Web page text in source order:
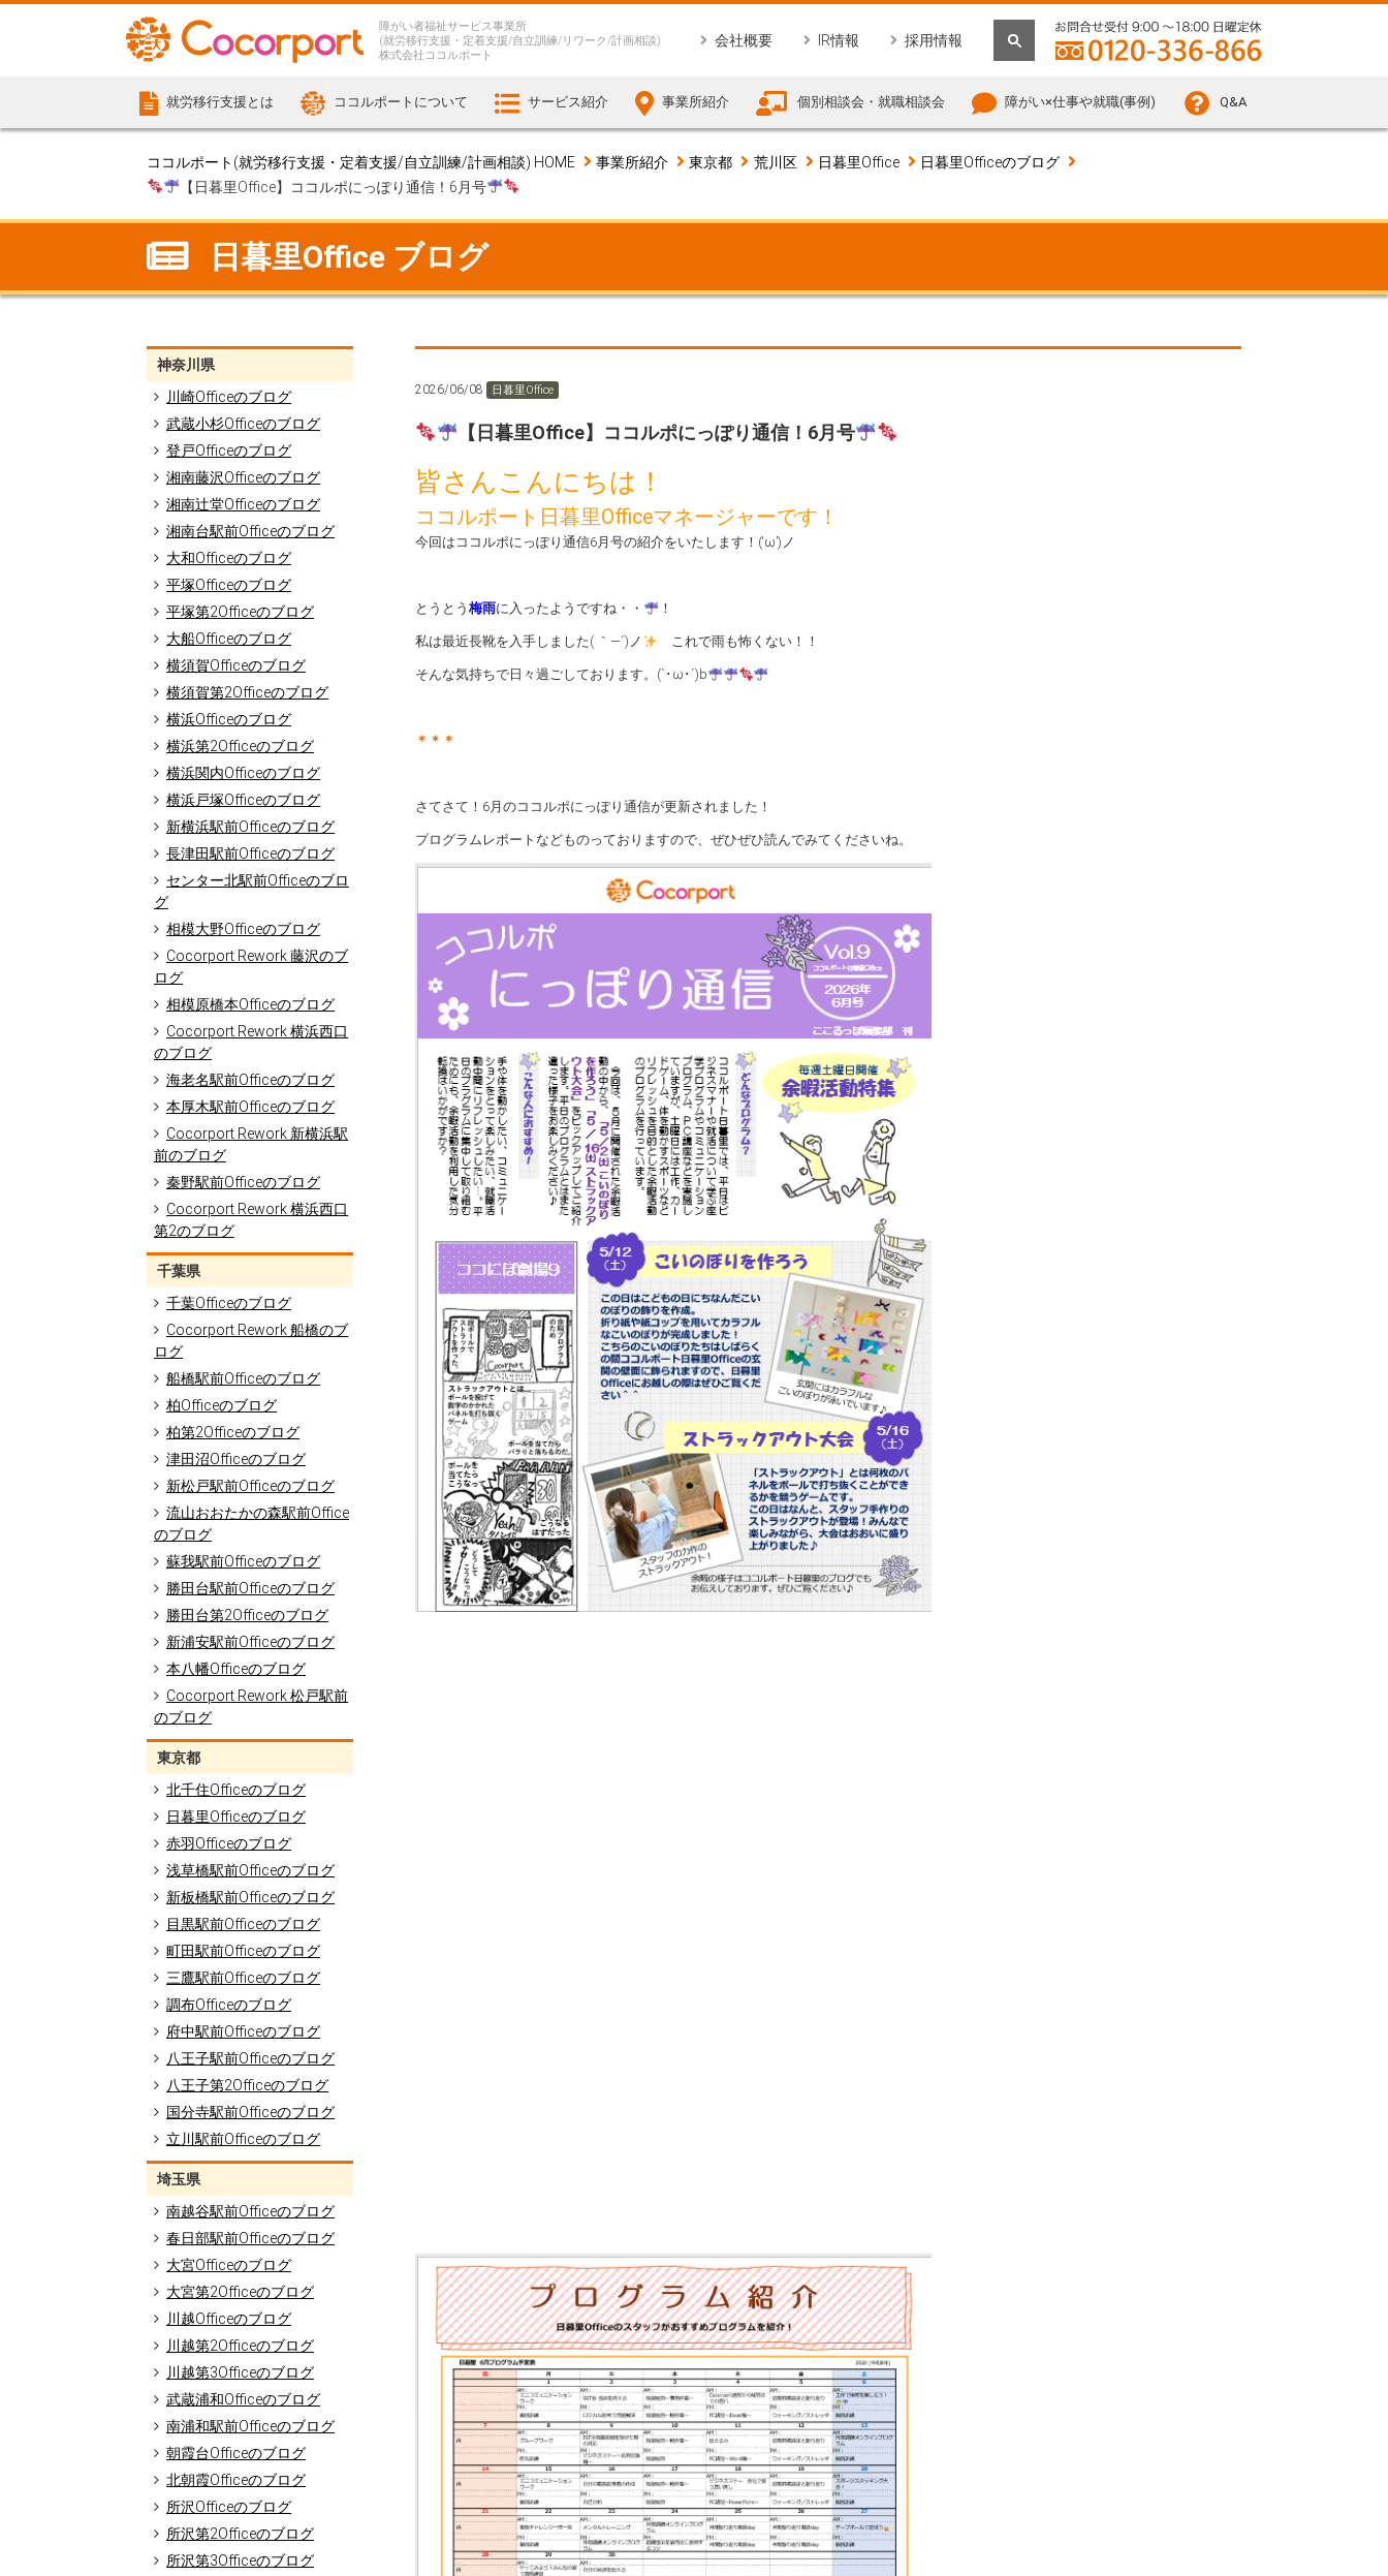
障がい者福祉サービス事業所
(就労移行支援・定着支援/自立訓練/リワーク/計画相談)
株式会社ココルポート
会社概要 IR情報 採用情報
就労移行支援とは ココルポートについて サービス紹介 事業所紹介 個別相談会・就職相談会 障がい×仕事や就職(事例) Q&A
ココルポート(就労移行支援・定着支援/自立訓練/計画相談) HOME 事業所紹介 東京都 荒川区 日暮里Office
日暮里Officeのブログ
【日暮里Office】ココルポにっぽり通信！6月号
日暮里Office ブログ
神奈川県
川崎Officeのブログ
武蔵小杉Officeのブログ
登戸Officeのブログ
湘南藤沢Officeのブログ
湘南辻堂Officeのブログ
湘南台駅前Officeのブログ
大和Officeのブログ
平塚Officeのブログ
平塚第2Officeのブログ
大船Officeのブログ
横須賀Officeのブログ
横須賀第2Officeのブログ
横浜Officeのブログ
横浜第2Officeのブログ
横浜関内Officeのブログ
横浜戸塚Officeのブログ
新横浜駅前Officeのブログ
長津田駅前Officeのブログ
センター北駅前Officeのブロ
グ
相模大野Officeのブログ
Cocorport Rework 藤沢のブ
ログ
相模原橋本Officeのブログ
Cocorport Rework 横浜西口
のブログ
海老名駅前Officeのブログ
本厚木駅前Officeのブログ
Cocorport Rework 新横浜駅
前のブログ
秦野駅前Officeのブログ
Cocorport Rework 横浜西口
第2のブログ
千葉県
千葉Officeのブログ
Cocorport Rework 船橋のブ
ログ
船橋駅前Officeのブログ
柏Officeのブログ
柏第2Officeのブログ
津田沼Officeのブログ
新松戸駅前Officeのブログ
流山おおたかの森駅前Office
のブログ
蘇我駅前Officeのブログ
勝田台駅前Officeのブログ
勝田台第2Officeのブログ
新浦安駅前Officeのブログ
本八幡Officeのブログ
Cocorport Rework 松戸駅前
のブログ
東京都
北千住Officeのブログ
日暮里Officeのブログ
赤羽Officeのブログ
浅草橋駅前Officeのブログ
新板橋駅前Officeのブログ
目黒駅前Officeのブログ
町田駅前Officeのブログ
三鷹駅前Officeのブログ
調布Officeのブログ
府中駅前Officeのブログ
八王子駅前Officeのブログ
八王子第2Officeのブログ
国分寺駅前Officeのブログ
立川駅前Officeのブログ
埼玉県
南越谷駅前Officeのブログ
春日部駅前Officeのブログ
大宮Officeのブログ
大宮第2Officeのブログ
川越Officeのブログ
川越第2Officeのブログ
川越第3Officeのブログ
武蔵浦和Officeのブログ
南浦和駅前Officeのブログ
朝霞台Officeのブログ
北朝霞Officeのブログ
所沢Officeのブログ
所沢第2Officeのブログ
所沢第3Officeのブログ
2026/06/08 日暮里Office
【日暮里Office】ココルポにっぽり通信！6月号
皆さんこんにちは！
ココルポート日暮里Officeマネージャーです！
今回はココルポにっぽり通信6月号の紹介をいたします！(‘ω’)ノ
とうとう 梅雨に入ったようですね・・ ！
私は最近長靴を入手しました( ｀―´)ノ これで雨も怖くない！！
そんな気持ちで日々過ごしております。(`･ω･´)b
＊＊＊
さてさて！6月のココルポにっぽり通信が更新されました！
プログラムレポートなどものっておりますので、ぜひぜひ読んでみてくださいね。